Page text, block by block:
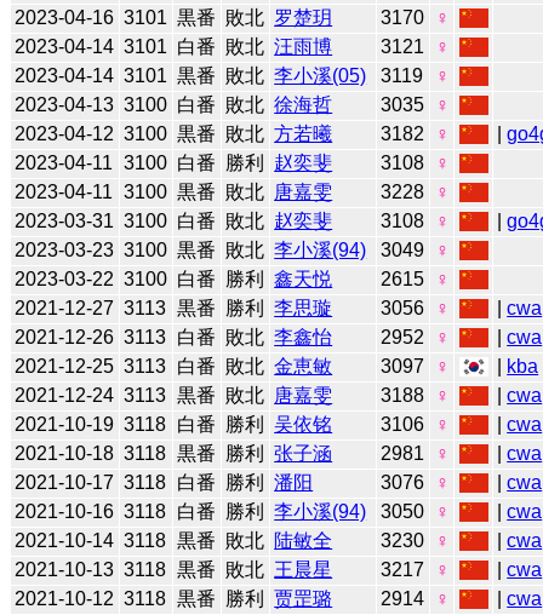
2023-04-16 3101 黒番 敗北 罗楚玥 3170
♀
2023-04-14 3101 白番 敗北 汪雨博 3121
♀
2023-04-14 3101 黒番 敗北 李小溪(05) 3119
♀
2023-04-13 3100 白番 敗北 徐海哲 3035
♀
2023-04-12 3100 黒番 敗北 方若曦 3182 ♀ |
2023-04-11 3100 白番 勝利 赵奕斐 3108
♀
2023-04-11 3100 黒番 敗北 唐嘉雯 3228
♀
2023-03-31 3100 白番 敗北 赵奕斐 3108 ♀ |
2023-03-23 3100 黒番 敗北 李小溪(94) 3049
♀
2023-03-22 3100 白番 勝利 鑫天悦 2615
♀
2021-12-27 3113 黒番 勝利 李思璇 3056 ♀ |cwa
2021-12-26 3113 白番 敗北 李鑫怡 2952 ♀ |cwa
2021-12-25 3113 白番 敗北 金恵敏 3097 ♀ kba
2021-12-24 3113 黒番 敗北 唐嘉雯 3188 ♀ |cwa
2021-10-19 3118 白番 勝利 吴依铭 3106 ♀ |cwa
2021-10-18 3118 黒番 勝利 张子涵 2981 ♀ |cwa
2021-10-17 3118 白番 勝利 潘阳 3076 ♀ |cwa
2021-10-16 3118 白番 勝利 李小溪(94) 3050 ♀ |cwa
2021-10-14 3118 黒番 敗北 陆敏全 3230 ♀ |cwa
2021-10-13 3118 黒番 敗北 王晨星 3217 ♀ |cwa
2021-10-12 3118 黒番 勝利 贾罡璐 2914 ♀ |cwa